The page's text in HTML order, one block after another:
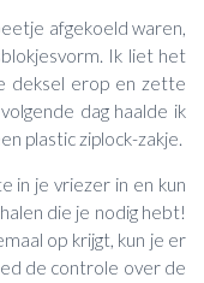
afgekoeld waren,
Ik liet het
deksel erop en zette
dag haalde ik
plastic ziplock-zakje.
in je vriezer in en kun
die je nodig hebt!
op krijgt, kun je er
de controle over de